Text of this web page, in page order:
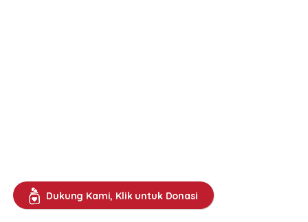
Dukung Kami, Klik untuk Donasi